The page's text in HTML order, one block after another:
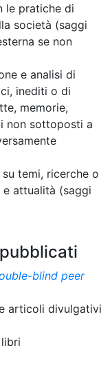
le pratiche di
società (saggi
se non
e analisi di
inediti o di
memorie,
non sottoposti a
temi, ricerche o
attualità (saggi
blind peer
articoli divulgativi